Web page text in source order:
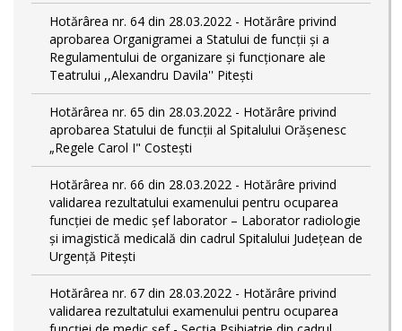
Hotărârea nr. 64 din 28.03.2022 - Hotărâre privind
aprobarea Organigramei a Statului de funcţii și a
Regulamentului de organizare și funcționare ale
Teatrului ,,Alexandru Davila'' Pitești
Hotărârea nr. 65 din 28.03.2022 - Hotărâre privind
aprobarea Statului de funcţii al Spitalului Orășenesc
„Regele Carol I" Costești
Hotărârea nr. 66 din 28.03.2022 - Hotărâre privind
validarea rezultatului examenului pentru ocuparea
funcției de medic șef laborator – Laborator radiologie
și imagistică medicală din cadrul Spitalului Județean de
Urgență Pitești
Hotărârea nr. 67 din 28.03.2022 - Hotărâre privind
validarea rezultatului examenului pentru ocuparea